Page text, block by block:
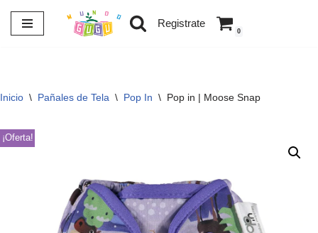
Saltar
Registrate
0
Inicio \ Pañales de Tela \ Pop In \ Pop in | Moose Snap
¡Oferta!